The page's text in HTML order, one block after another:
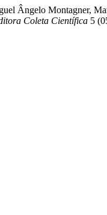
Ângelo Montagner,
Coleta Científica 5